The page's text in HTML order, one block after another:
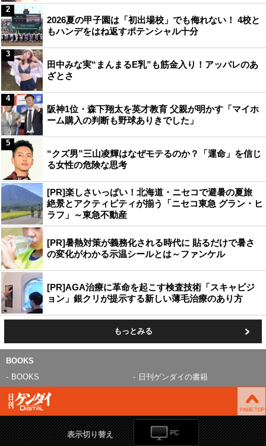
2026夏の甲子園は「初出場校」でも侮れない！ 4校と
もハンデをはね返すポテンシャル十分
2
田中みな実“まんまるE乳”も筋金入り！アッパレのあ
ざとさ
3
阪神1位・森下翔太を英才教育 父親が明かす「マイホ
ーム購入の判断も野球ありきでした」
4
“クズ男”三山凌輝はなぜモテるのか？「運命」を信じ
る女性の危険な思考
5
[PR]楽しさいっぱい！北海道・ニセコで避暑の夏旅
絶景とアクティビティが揃う「ニセコ東急 グラン・ヒ
ラフ」～東急不動産
[PR]暑熱対策が義務化される時代に 貼るだけで暑さ
の変化がわかる示温シールとは～ファンケル
[PR]AGA治療に革命を起こす検査技術「スキャビジ
ョン」銀クリが提示する新しい薄毛治療のあり方
もっとみる
BOOKS
BOOKS
日刊ゲンダイの書籍
表示切り替え